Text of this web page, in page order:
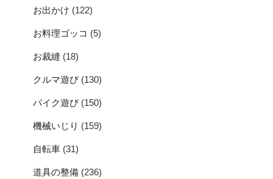
お出かけ (122)
お料理ゴッコ (5)
お裁縫 (18)
クルマ遊び (130)
バイク遊び (150)
機械いじり (159)
自転車 (31)
道具の整備 (236)